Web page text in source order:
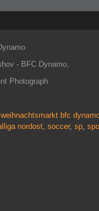
- BFC Dynamo,
Photograph
bfc
nordost, soccer, sp, spo